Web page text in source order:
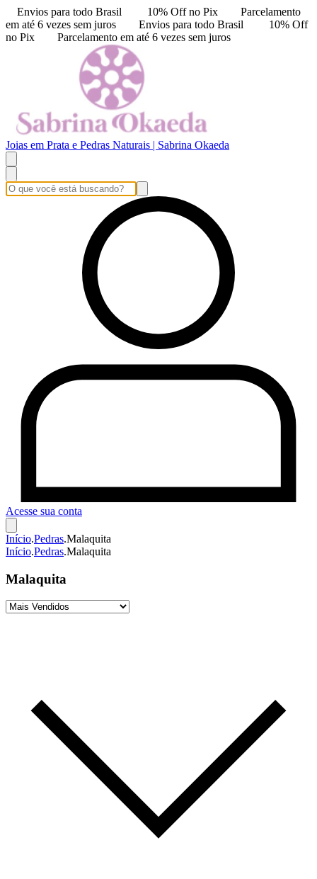
Envios para todo Brasil 10% Off no Pix
Parcelamento
em até 6 vezes sem juros
Envios para todo Brasil
10% Off
no Pix
Parcelamento em até 6 vezes sem juros
Joias em Prata e Pedras Naturais | Sabrina Okaeda
Acesse sua conta
Início.Pedras.Malaquita
Início.Pedras.Malaquita
Malaquita